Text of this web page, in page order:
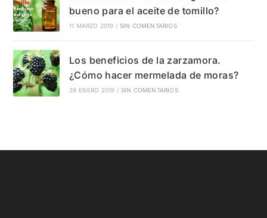
bueno para el aceite de tomillo?
11 MARZO 2019 / SIN COMENTARIOS
Los beneficios de la zarzamora.
¿Cómo hacer mermelada de moras?
28 ENERO 2019 / SIN COMENTARIOS